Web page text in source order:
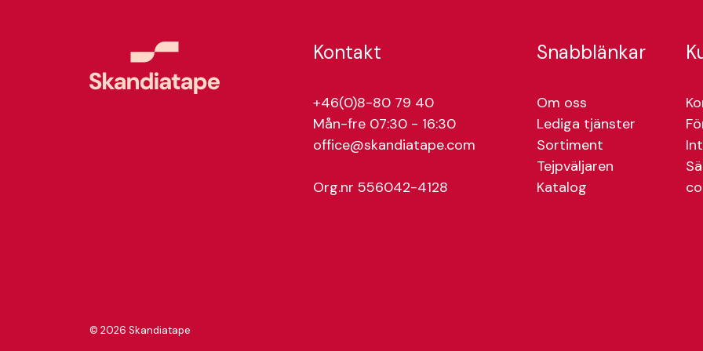
Kontakt
+46(0)8-80 79 40
Mån-fre 07:30 - 16:30
office@skandiatape.com
Org.nr 556042-4128
Snabblänkar
Om oss
Lediga tjänster
Sortiment
Tejpväljaren
Katalog
© 2026 Skandiatape